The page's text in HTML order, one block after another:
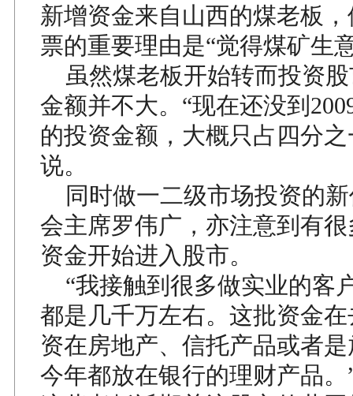
新增资金来自山西的煤老板
票的重要理由是“觉得煤矿生
虽然煤老板开始转而投资
金额并不大。“现在还没到
的投资金额，大概只占四分
说。
同时做一二级市场投资的
会主席罗伟广，亦注意到有
资金开始进入股市。
“我接触到很多做实业的客
都是几千万左右。这批资金
资在房地产、信托产品或者
今年都放在银行的理财产品